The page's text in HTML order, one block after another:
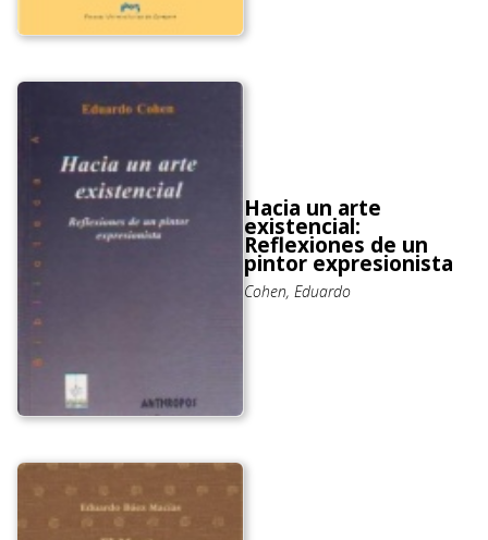
Hacia un arte
existencial:
Reflexiones de un
pintor expresionista
Cohen, Eduardo